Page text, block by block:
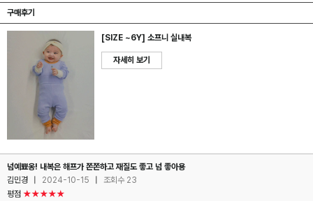
구매후기
[SIZE ~6Y] 소프니 실내복
자세히 보기
넘예뾰옹! 내복은 해프가 쫀쫀하고 재질도 좋고 넘 좋아용
김민경
2024-10-15
조회수 23
평점 ★★★★★